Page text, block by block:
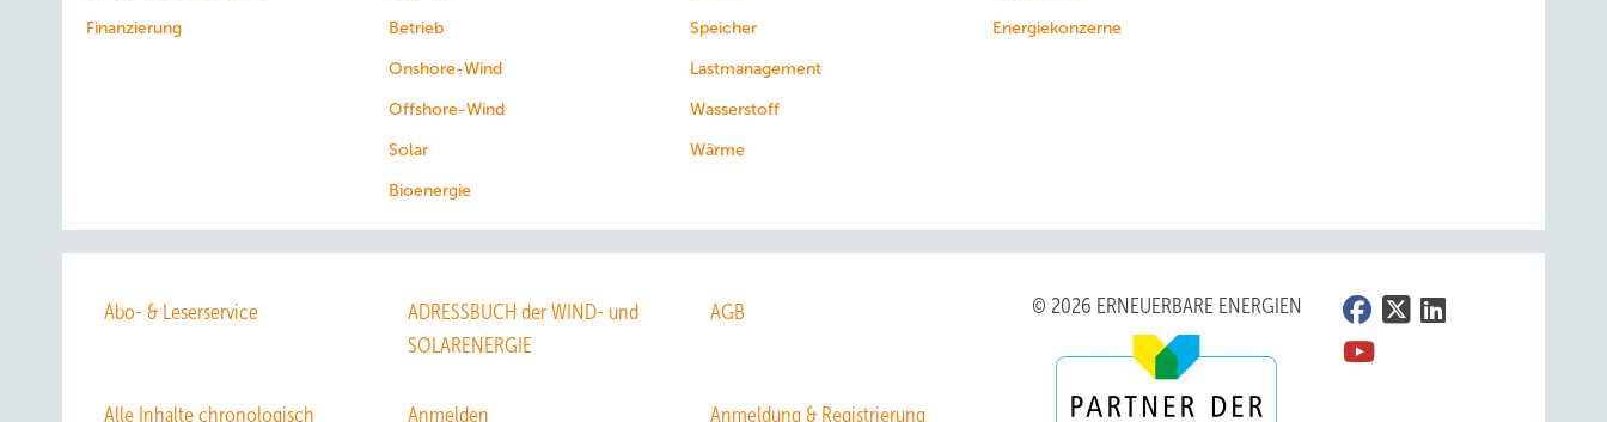
Finanzierung Betrieb
Onshore-Wind
Offshore-Wind
Solar
Bioenergie
Speicher
Lastmanagement
Wasserstoff
Wärme
Energiekonzerne
Abo- & Leserservice
ADRESSBUCH der WIND- und
SOLARENERGIE
AGB
Alle Inhalte chronologisch Anmelden Anmeldung & Registrierung
© 2026 ERNEUERBARE ENERGIEN